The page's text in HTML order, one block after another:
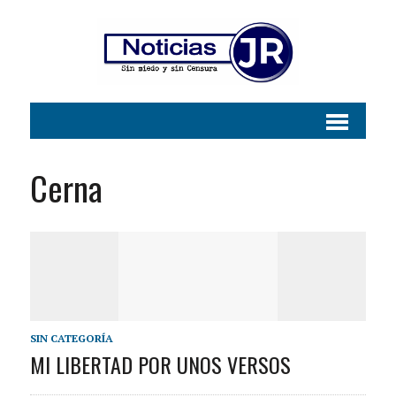
Cerna
SIN CATEGORÍA
MI LIBERTAD POR UNOS VERSOS